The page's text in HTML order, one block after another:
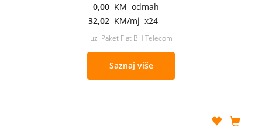
0,00 KM odmah
32,02 KM/mj x24
uz Paket Flat BH Telecom
Saznaj više